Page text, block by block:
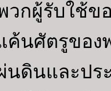
วกผู้รับใช้
ค้นศัตรูขอ
นดินและปร